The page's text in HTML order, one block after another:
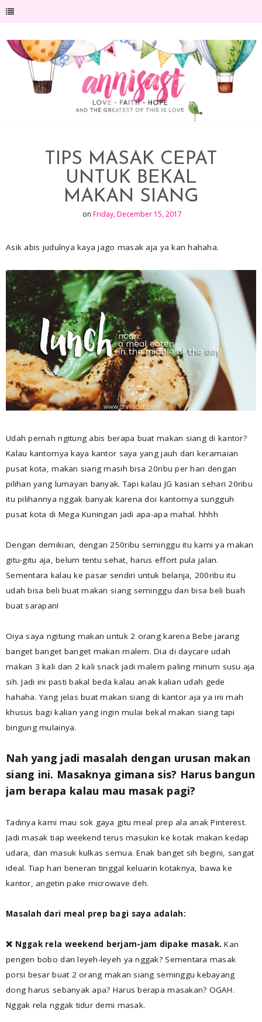
TIPS MASAK CEPAT
UNTUK BEKAL
MAKAN SIANG
on Friday, December 15, 2017
Asik abis judulnya kaya jago masak aja ya kan hahaha.
Udah pernah ngitung abis berapa buat makan siang di kantor?
Kalau kantornya kaya kantor saya yang jauh dari keramaian
pusat kota, makan siang masih bisa 20ribu per hari dengan
pilihan yang lumayan banyak. Tapi kalau JG kasian sehari 20ribu
itu pilihannya nggak banyak karena doi kantornya sungguh
pusat kota di Mega Kuningan jadi apa-apa mahal. hhhh
Dengan demikian, dengan 250ribu seminggu itu kami ya makan
gitu-gitu aja, belum tentu sehat, harus effort pula jalan.
Sementara kalau ke pasar sendiri untuk belanja, 200ribu itu
udah bisa beli buat makan siang seminggu dan bisa beli buah
buat sarapan!
Oiya saya ngitung makan untuk 2 orang karena Bebe jarang
banget banget banget makan malem. Dia di daycare udah
makan 3 kali dan 2 kali snack jadi malem paling minum susu aja
sih. Jadi ini pasti bakal beda kalau anak kalian udah gede
hahaha. Yang jelas buat makan siang di kantor aja ya ini mah
khusus bagi kalian yang ingin mulai bekal makan siang tapi
bingung mulainya.
Nah yang jadi masalah dengan urusan makan
siang ini. Masaknya gimana sis? Harus bangun
jam berapa kalau mau masak pagi?
Tadinya kami mau sok gaya gitu meal prep ala anak Pinterest.
Jadi masak tiap weekend terus masukin ke kotak makan kedap
udara, dan masuk kulkas semua. Enak banget sih begini, sangat
ideal. Tiap hari beneran tinggal keluarin kotaknya, bawa ke
kantor, angetin pake microwave deh.
Masalah dari meal prep bagi saya adalah:
❌ Nggak rela weekend berjam-jam dipake masak. Kan
pengen bobo dan leyeh-leyeh ya nggak? Sementara masak
porsi besar buat 2 orang makan siang seminggu kebayang
dong harus sebanyak apa? Harus berapa masakan? OGAH.
Nggak rela nggak tidur demi masak.